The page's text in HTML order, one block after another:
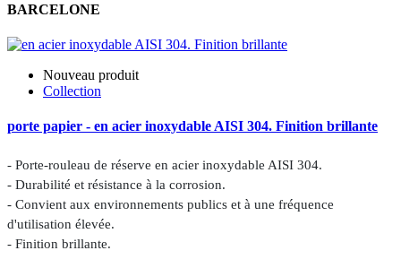
BARCELONE
Nouveau produit
Collection
porte papier - en acier inoxydable AISI 304. Finition brillante
- Porte-rouleau de réserve en acier inoxydable AISI 304.
- Durabilité et résistance à la corrosion.
- Convient aux environnements publics et à une fréquence
d'utilisation élevée.
- Finition brillante.